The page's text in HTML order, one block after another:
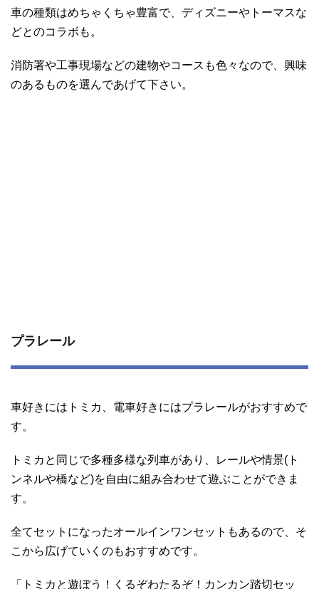
車の種類はめちゃくちゃ豊富で、ディズニーやトーマスな
どとのコラボも。
消防署や工事現場などの建物やコースも色々なので、興味
のあるものを選んであげて下さい。
プラレール
車好きにはトミカ、電車好きにはプラレールがおすすめで
す。
トミカと同じで多種多様な列車があり、レールや情景(ト
ンネルや橋など)を自由に組み合わせて遊ぶことができま
す。
全てセットになったオールインワンセットもあるので、そ
こから広げていくのもおすすめです。
「トミカと遊ぼう！くるぞわたるぞ！カンカン踏切セッ